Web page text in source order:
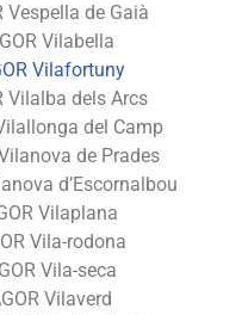
Vespella de Gaià
Vilabella
Vilafortuny
Vilalba dels Arcs
del Camp
de Prades
d’Escornalbou
Vilaplana
Vila-rodona
Vila-seca
Vilaverd